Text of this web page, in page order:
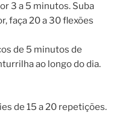
3 a 5 minutos. Suba
faça 20 a 30 flexões
de 5 minutos de
ao longo do dia.
de 15 a 20 repetições.